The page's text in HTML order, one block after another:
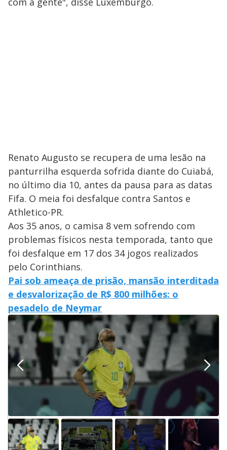
Renato Augusto se recupera de uma lesão na
panturrilha esquerda sofrida diante do Cuiabá,
no último dia 10, antes da pausa para as datas
Fifa. O meia foi desfalque contra Santos e
Athletico-PR.
Aos 35 anos, o camisa 8 vem sofrendo com
problemas físicos nesta temporada, tanto que
foi desfalque em 17 dos 34 jogos realizados
pelo Corinthians.
Pai sob ameaça de prisão, mansão interditada
e desvalorização de R$ 800 milhões: o
pesadelo de Neymar